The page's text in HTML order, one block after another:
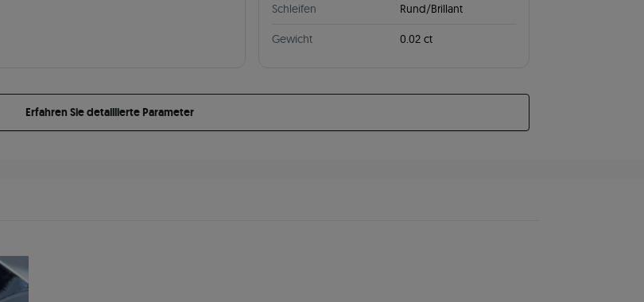
Schleifen Rund/Brillant
Gewicht 0.02 ct
Erfahren Sie detaillierte Parameter